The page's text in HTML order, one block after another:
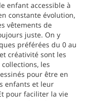
enfant accessible à
constante évolution,
vêtements de
juste. On y
préférées du 0 au
créativité sont les
les
pour être en
enfants et leur
pour faciliter la vie